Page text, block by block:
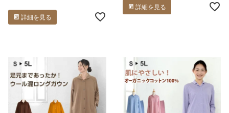
詳細を見る
詳細を見る